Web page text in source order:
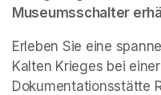
Museumsschalter
Erleben Sie eine
Kalten Krieges bei
Dokumentationsstätte